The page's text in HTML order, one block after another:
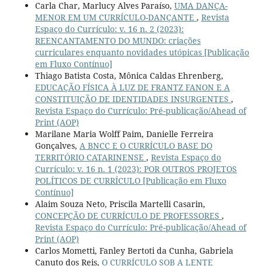
Carla Char, Marlucy Alves Paraíso, UMA DANÇA-
MENOR EM UM CURRÍCULO-DANÇANTE , Revista
Espaço do Currículo: v. 16 n. 2 (2023):
REENCANTAMENTO DO MUNDO: criações
curriculares enquanto novidades utópicas [Publicação
em Fluxo Contínuo]
Thiago Batista Costa, Mônica Caldas Ehrenberg,
EDUCAÇÃO FÍSICA À LUZ DE FRANTZ FANON E A
CONSTITUIÇÃO DE IDENTIDADES INSURGENTES ,
Revista Espaço do Currículo: Pré-publicação/Ahead of
Print (AOP)
Marilane Maria Wolff Paim, Danielle Ferreira
Gonçalves, A BNCC E O CURRÍCULO BASE DO
TERRITÓRIO CATARINENSE , Revista Espaço do
Currículo: v. 16 n. 1 (2023): POR OUTROS PROJETOS
POLÍTICOS DE CURRÍCULO [Publicação em Fluxo
Contínuo]
Alaim Souza Neto, Priscila Martelli Casarin,
CONCEPÇÃO DE CURRÍCULO DE PROFESSORES ,
Revista Espaço do Currículo: Pré-publicação/Ahead of
Print (AOP)
Carlos Mometti, Fanley Bertoti da Cunha, Gabriela
Canuto dos Reis, O CURRÍCULO SOB A LENTE